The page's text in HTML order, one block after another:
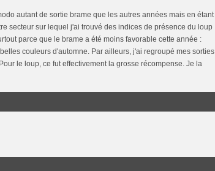
autant de sortie brame que les autres années mais en étant
secteur sur lequel j'ai trouvé des indices de présence du loup
parce que le brame a été moins favorable cette année :
couleurs d'automne. Par ailleurs, j'ai regroupé mes sorties
le loup, ce fut effectivement la grosse récompense. Je la